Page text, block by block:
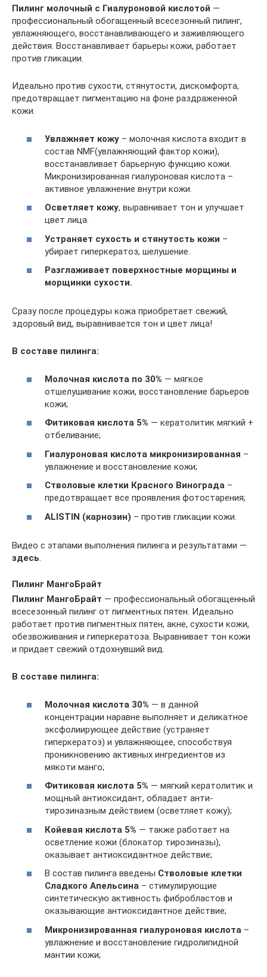
Пилинг молочный c Гиалуроновой кислотой —
профессиональный обогащенный всесезонный пилинг,
увлажняющего, восстанавливающего и заживляющего
действия. Восстанавливает барьеры кожи, работает
против гликации.
Идеально против сухости, стянутости, дискомфорта,
предотвращает пигментацию на фоне раздраженной
кожи.
Увлажняет кожу – молочная кислота входит в
состав NMF(увлажняющий фактор кожи),
восстанавливает барьерную функцию кожи.
Микронизированная гиалуроновая кислота –
активное увлажнение внутри кожи.
Осветляет кожу, выравнивает тон и улучшает
цвет лица.
Устраняет сухость и стянутость кожи –
убирает гиперкератоз, шелушение.
Разглаживает поверхностные морщины и
морщинки сухости.
Сразу после процедуры кожа приобретает свежий,
здоровый вид, выравнивается тон и цвет лица!
В составе пилинга:
Молочная кислота по 30% — мягкое
отшелушивание кожи, восстановление барьеров
кожи;
Фитиковая кислота 5% — кератолитик мягкий +
отбеливание;
Гиалуроновая кислота микронизированная –
увлажнение и восстановление кожи;
Стволовые клетки Красного Винограда –
предотвращает все проявления фотостарения;
АLISTIN (карнозин) – против гликации кожи.
Видео с этапами выполнения пилинга и результатами —
здесь.
Пилинг МангоБрайт
Пилинг МангоБрайт — профессиональный обогащенный
всесезонный пилинг от пигментных пятен. Идеально
работает против пигментных пятен, акне, сухости кожи,
обезвоживания и гиперкератоза. Выравнивает тон кожи
и придает свежий отдохнувший вид.
В составе пилинга:
Молочная кислота 30% — в данной
концентрации наравне выполняет и деликатное
эксфолиирующее действие (устраняет
гиперкератоз) и увлажняющее, способствуя
проникновению активных ингредиентов из
мякоти манго;
Фитиковая кислота 5% — мягкий кератолитик и
мощный антиоксидант, обладает анти-
тирозиназным действием (осветляет кожу);
Койевая кислота 5% — также работает на
осветление кожи (блокатор тирозиназы),
оказывает антиоксидантное действие;
В состав пилинга введены Стволовые клетки
Сладкого Апельсина – стимулирующие
синтетическую активность фибробластов и
оказывающие антиоксидантное действие;
Микронизированная гиалуроновая кислота –
увлажнение и восстановление гидролипидной
мантии кожи;